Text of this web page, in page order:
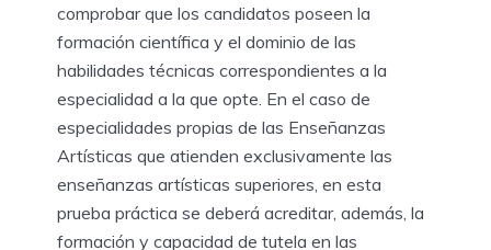
comprobar que los candidatos poseen la
formación científica y el dominio de las
habilidades técnicas correspondientes a la
especialidad a la que opte. En el caso de
especialidades propias de las Enseñanzas
Artísticas que atienden exclusivamente las
enseñanzas artísticas superiores, en esta
prueba práctica se deberá acreditar, además, la
formación y capacidad de tutela en las